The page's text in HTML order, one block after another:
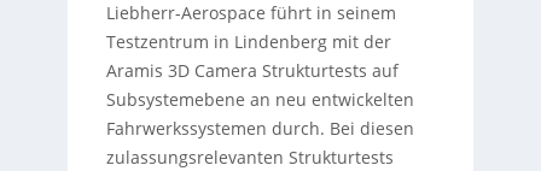
Liebherr-Aerospace führt in seinem
Testzentrum in Lindenberg mit der
Aramis 3D Camera Strukturtests auf
Subsystemebene an neu entwickelten
Fahrwerkssystemen durch. Bei diesen
zulassungsrelevanten Strukturtests